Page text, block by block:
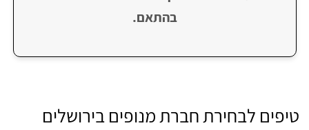
בהתאם.
טיפים לבחירת חברת מנופים בירושלים